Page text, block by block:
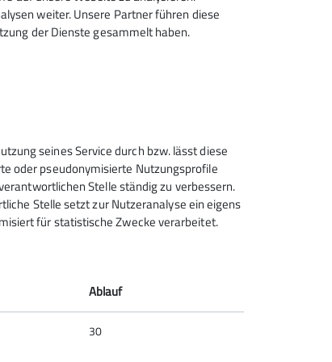
88046 Friedrichshafen
Telefon +49754122361
Kontakt
weiter. Unsere Partner führen diese
der Dienste gesammelt haben.
seines Service durch bzw. lässt diese
oder pseudonymisierte Nutzungsprofile
Stelle ständig zu verbessern.
Stelle setzt zur Nutzeranalyse ein eigens
für statistische Zwecke verarbeitet.
Ablauf
30